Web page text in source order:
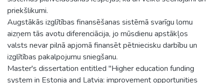
priekšlikumi.
Augstākās izglītības finansēšanas sistēmā svarīgu lomu
aizņem tās avotu diferenciācija, jo mūsdienu apstākļos
valsts nevar pilnā apjomā finansēt pētniecisku darbību un
izglītības pakalpojumu sniegšanu.
Master's dissertation entitled "Higher education funding
system in Estonia and Latvia: improvement opportunities